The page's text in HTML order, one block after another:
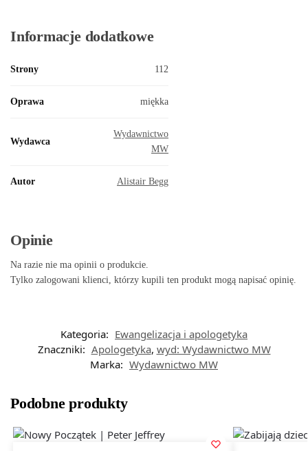
Informacje dodatkowe
Strony 112
Oprawa miękka
Wydawca
Wydawnictwo
MW
Autor Alistair Begg
Opinie
Na razie nie ma opinii o produkcie.
Tylko zalogowani klienci, którzy kupili ten produkt mogą napisać opinię.
Kategoria: Ewangelizacja i apologetyka
Znaczniki: Apologetyka, wyd: Wydawnictwo MW
Marka: Wydawnictwo MW
Podobne produkty